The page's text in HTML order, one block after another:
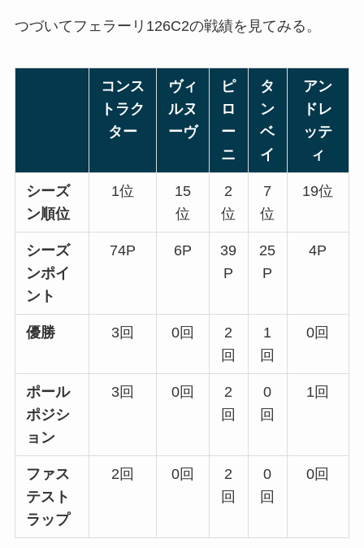
つづいてフェラーリ126C2の戦績を見てみる。
コンス
トラク
ター
ヴィ
ルヌ
ーヴ
ピ
ロ
ー
ニ
タ
ン
ベ
イ
アン
ドレ
ッテ
ィ
シーズ
ン順位
1位
15
位
2
位
7
位
19位
シーズ
ンポイ
ント
74P 6P
39
P
25
P
4P
優勝 3回 0回
2
回
1
回
0回
ポール
ポジシ
ョン
3回 0回
2
回
0
回
1回
ファス
テスト
ラップ
2回 0回
2
回
0
回
0回